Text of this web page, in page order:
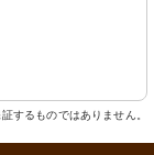
するものではありません。